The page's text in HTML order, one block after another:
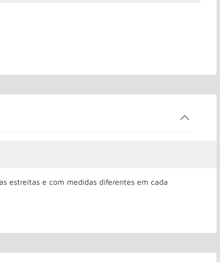
estreitas e com medidas diferentes em cada